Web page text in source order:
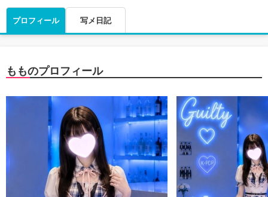
プロフィール 写メ日記
もものプロフィール